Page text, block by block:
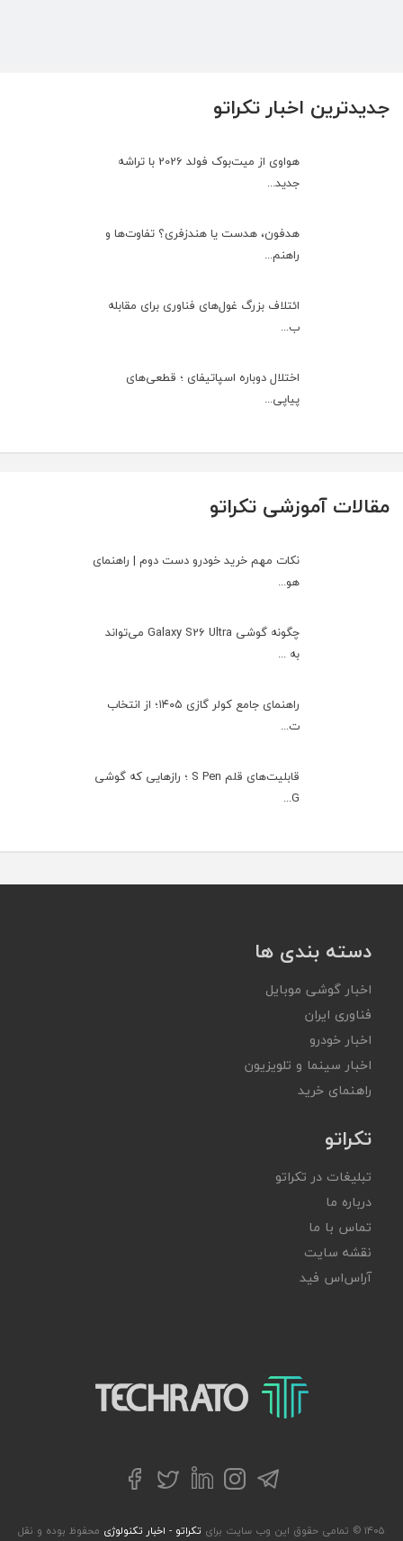
جدیدترین اخبار تکراتو
هواوی از میت‌بوک فولد 2026 با تراشه
جدید...
هدفون، هدست یا هندزفری؟ تفاوت‌ها و
راهنم...
ائتلاف بزرگ غول‌های فناوری برای مقابله
ب...
اختلال دوباره اسپاتیفای ؛ قطعی‌های
پیاپی...
مقالات آموزشی تکراتو
نکات مهم خرید خودرو دست دوم | راهنمای
هو...
چگونه گوشی Galaxy S26 Ultra می‌تواند
به ...
راهنمای جامع کولر گازی ۱۴۰۵؛ از انتخاب
ت...
قابلیت‌های قلم S Pen ؛ رازهایی که گوشی
G...
دسته بندی ها
اخبار گوشی موبایل
فناوری ایران
اخبار خودرو
اخبار سینما و تلویزیون
راهنمای خرید
تکراتو
تبلیغات در تکراتو
درباره ما
تماس با ما
نقشه سایت
آر‌اس‌اس فید
تکراتو – زندگی با تکنولوژی
تلگراماینستاگرام
لینکداینتوییترفیسبوک
۱۴۰۵ © تمامی حقوق این وب سایت برای تکراتو - اخبار تکنولوژی محفوظ بوده و نقل